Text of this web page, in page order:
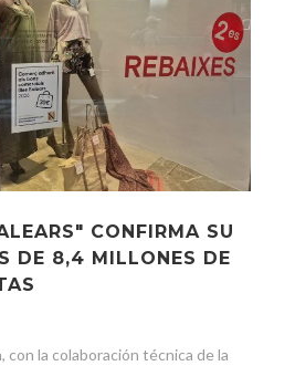
CONFIRMA SU
DE 8,4 MILLONES DE
con la colaboración técnica de la